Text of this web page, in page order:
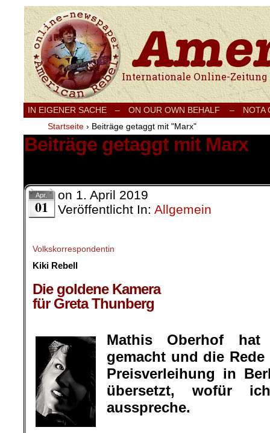
Internationale Onlinezeitung für Frieden,
IN EIGENER SACHE – ON OUR OWN BEHALF –
NOTA
Startseite › Beiträge getaggt mit "Marx"
Beiträge getaggt mit Marx
Apr.
01
on 1. April 2019
Veröffentlicht In: Allgemein
Volkskorrespondentin
Kiki Rebell
Die goldene Kamera
für Greta Thunberg
Mathis Oberhof
gemacht und die
Preisverleihung in
übersetzt, wofür
ausspreche.